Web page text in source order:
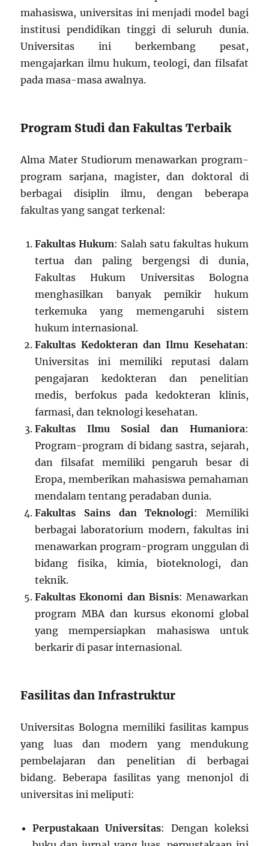
mahasiswa, universitas ini menjadi model bagi
institusi pendidikan tinggi di seluruh dunia.
Universitas ini berkembang pesat,
mengajarkan ilmu hukum, teologi, dan filsafat
pada masa-masa awalnya.
Program Studi dan Fakultas Terbaik
Alma Mater Studiorum menawarkan program-
program sarjana, magister, dan doktoral di
berbagai disiplin ilmu, dengan beberapa
fakultas yang sangat terkenal:
Fakultas Hukum: Salah satu fakultas hukum
tertua dan paling bergengsi di dunia,
Fakultas Hukum Universitas Bologna
menghasilkan banyak pemikir hukum
terkemuka yang memengaruhi sistem
hukum internasional.
Fakultas Kedokteran dan Ilmu Kesehatan:
Universitas ini memiliki reputasi dalam
pengajaran kedokteran dan penelitian
medis, berfokus pada kedokteran klinis,
farmasi, dan teknologi kesehatan.
Fakultas Ilmu Sosial dan Humaniora:
Program-program di bidang sastra, sejarah,
dan filsafat memiliki pengaruh besar di
Eropa, memberikan mahasiswa pemahaman
mendalam tentang peradaban dunia.
Fakultas Sains dan Teknologi: Memiliki
berbagai laboratorium modern, fakultas ini
menawarkan program-program unggulan di
bidang fisika, kimia, bioteknologi, dan
teknik.
Fakultas Ekonomi dan Bisnis: Menawarkan
program MBA dan kursus ekonomi global
yang mempersiapkan mahasiswa untuk
berkarir di pasar internasional.
Fasilitas dan Infrastruktur
Universitas Bologna memiliki fasilitas kampus
yang luas dan modern yang mendukung
pembelajaran dan penelitian di berbagai
bidang. Beberapa fasilitas yang menonjol di
universitas ini meliputi:
Perpustakaan Universitas: Dengan koleksi